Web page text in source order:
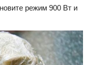
режим 900 Вт и